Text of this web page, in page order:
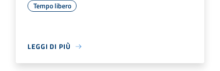
Tempo libero
LEGGI DI PIÙ